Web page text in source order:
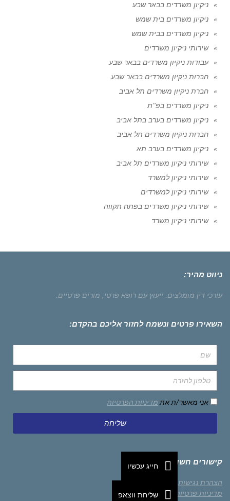
ניקיון משרדים בבאר שבע
ניקיון משרדים בית שמש
ניקיון משרדים בבית שמש
שירותי ניקיון משרדים
עבודות ניקיון משרדים בבאר שבע
חברות ניקיון משרדים בבאר שבע
חברת ניקיון משרדים תל אביב
ניקיון משרדים בפ"ת
ניקיון משרדים בערב בתל אביב
חברות ניקיון משרדים תל אביב
ניקיון משרדים בערב תא
שירותי ניקיון משרדים תל אביב
שירותי ניקיון למשרד
שירותי ניקיון למשרדים
שירותי ניקיון משרדים בפתח תקווה
שירותי ניקיון משרד
ניווט מהיר:
עורכי דין מומלצים. ייעוץ עם רופא פרטי, מורים פרטיים.
השאירו פרטים ונשמח לחזור אליכם בהקדם:
אני מאשר/ת את מדיניות הפרטיות
שליחה
קישורים חשובים
הצהרת נגישות
מדיניות פרטיות
חייג עכשיו
שליחת ווצאפ